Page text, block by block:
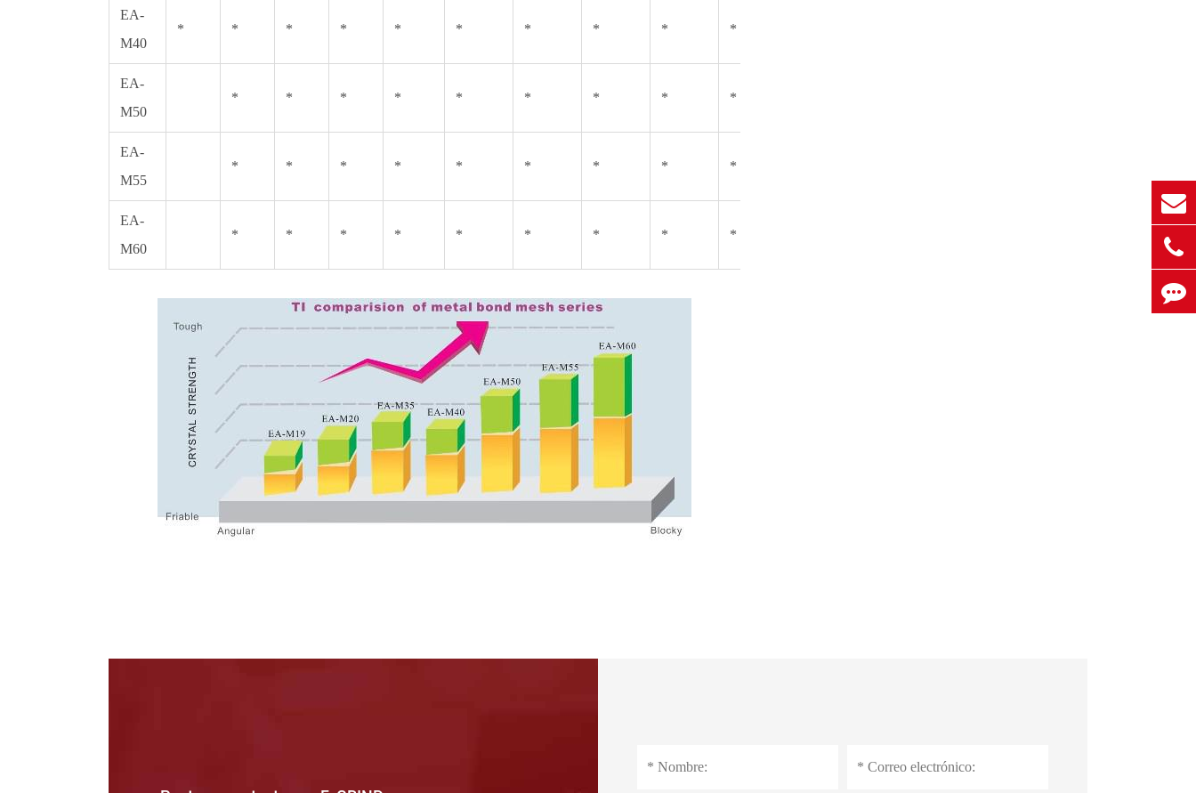
EA-
M40
* * * * * * * * * *
EA-
M50
* * * * * * * * *
EA-
M55
* * * * * * * * *
EA-
M60
* * * * * * * * *